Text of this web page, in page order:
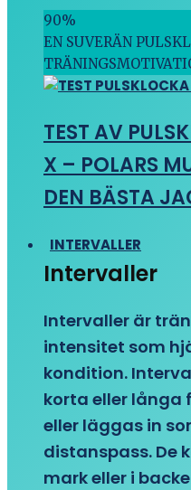
90%
EN SUVERÄN
TEST AV
X – POLARS
DEN BÄSTA
INTERVALLER
Intervaller
Intervaller är
intensitet som
kondition.
korta eller långa
eller läggas in
distanspass. De
mark eller i